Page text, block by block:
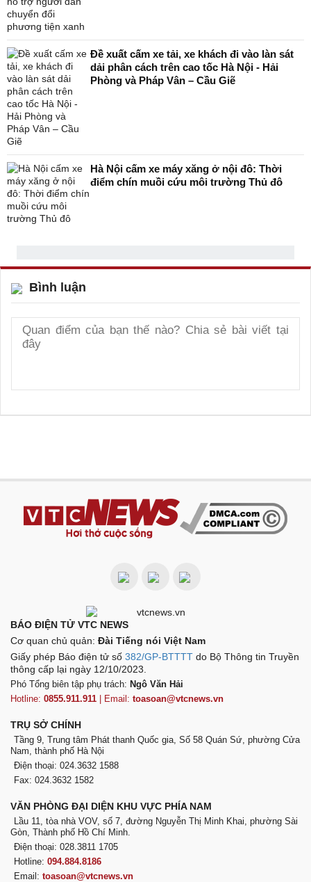
Đề xuất cấm xe tải, xe khách đi vào làn sát
dải phân cách trên cao tốc Hà Nội - Hải
Phòng và Pháp Vân – Cầu Giẽ
Hà Nội cấm xe máy xăng ở nội đô: Thời
điểm chín muồi cứu môi trường Thủ đô
Bình luận
BÁO ĐIỆN TỬ VTC NEWS
Cơ quan chủ quản: Đài Tiếng nói Việt Nam
Giấy phép Báo điện tử số 382/GP-BTTTT do Bộ Thông tin Truyền
thông cấp lại ngày 12/10/2023.
Phó Tổng biên tập phụ trách: Ngô Văn Hải
Hotline: 0855.911.911 | Email: toasoan@vtcnews.vn
TRỤ SỞ CHÍNH
Tầng 9, Trung tâm Phát thanh Quốc gia, Số 58 Quán Sứ, phường Cửa
Nam, thành phố Hà Nội
Điện thoại: 024.3632 1588
Fax: 024.3632 1582
VĂN PHÒNG ĐẠI DIỆN KHU VỰC PHÍA NAM
Lầu 11, tòa nhà VOV, số 7, đường Nguyễn Thị Minh Khai, phường Sài
Gòn, Thành phố Hồ Chí Minh.
Điện thoại: 028.3811 1705
Hotline: 094.884.8186
Email: toasoan@vtcnews.vn